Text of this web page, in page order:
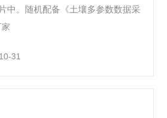
中。随机配备《土壤多参数数据采
任意安装在计算机上。测试数据上
入软件系统，生成数据库，自行设
作曲线，用户可以根据自己工作需
31